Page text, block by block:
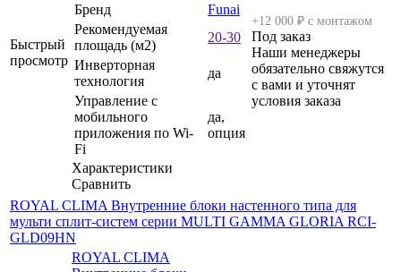
Быстрый
просмотр
Бренд
Funai
Рекомендуемая
площадь (м2)
20-30
Инверторная
технология
да
Управление c
мобильного
приложения по Wi-
Fi
да,
опция
Характеристики
Сравнить
+12 000 ₽ с монтажом
Под заказ
Наши менеджеры
обязательно свяжутся
с вами и уточнят
условия заказа
ROYAL CLIMA Внутренние блоки настенного типа для
мульти сплит-систем серии MULTI GAMMA GLORIA RCI-
GLD09HN
ROYAL CLIMA